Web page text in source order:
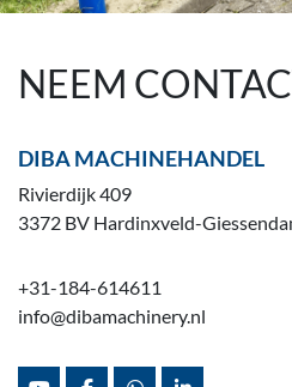
NEEM
DIBA MACHINEHANDEL
Rivierdijk 409
3372 BV Hardinxveld-
+31-184-614611
info@dibamachinery.nl